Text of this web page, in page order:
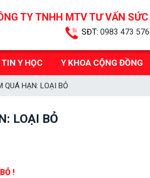
TY TNHH MTV TƯ VẤN SỨC
SĐT: 0983 473 576
Y HỌC Y KHOA CỘNG ĐỒNG
QUÁ HẠN: LOẠI BỎ
LOẠI BỎ
!